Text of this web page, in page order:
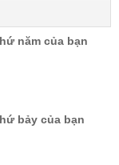
năm của bạn
bảy của bạn